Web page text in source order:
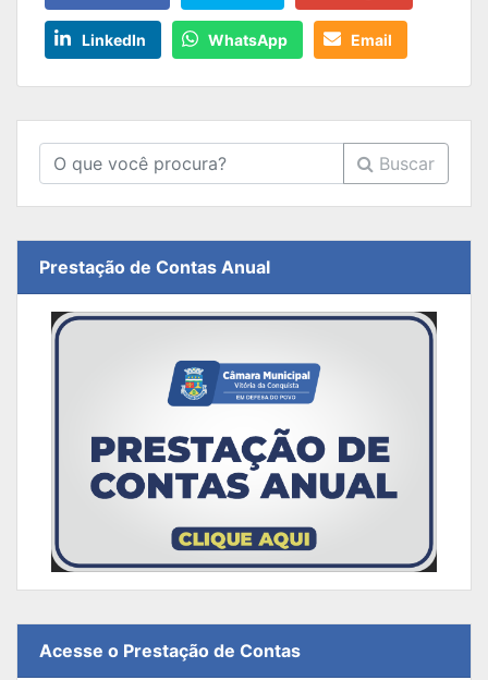
LinkedIn WhatsApp Email
Buscar
Prestação de Contas Anual
Acesse o Prestação de Contas